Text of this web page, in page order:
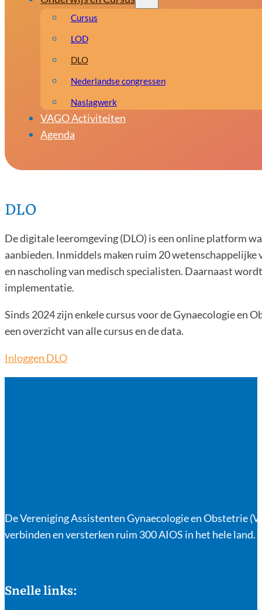
Cursus
LOD
DLO
Nederlandse congressen
Naslagwerk
VAGO Activiteiten
Agenda
DLO
De digitale leeromgeving (DLO) is een online platform
aanbieden. Inmiddels maken ruim 20
en nascholing van medisch specialisten. Daarnaast
implementatie.
Sinds 2024 zijn enkele cursus voor de Gynaecologie en
een overzicht van alle cursus en de data.
Inloggen DLO
De Vereniging Assistenten Gynaecologie en Obstetrie
verbinden en versterken ruim 300 AIOS in het hele land.
Snelle links: